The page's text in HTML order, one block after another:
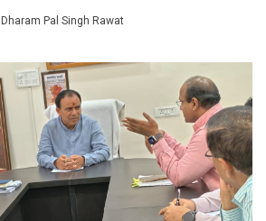
Dharam Pal Singh Rawat